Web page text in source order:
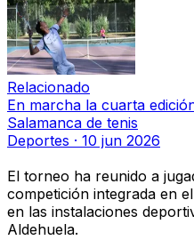
Relacionado
En marcha la cuarta
Salamanca de tenis
Deportes · 10 jun 2026
El torneo ha reunido a
competición integrada en
en las instalaciones
Aldehuela.